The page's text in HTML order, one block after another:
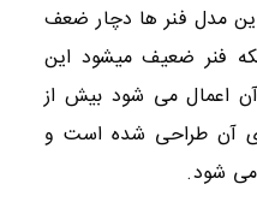
مدل فنر ها دچار ضعف
فنر ضعیف میشود این
اعمال می شود بیش از
آن طراحی شده است و
شود‌.